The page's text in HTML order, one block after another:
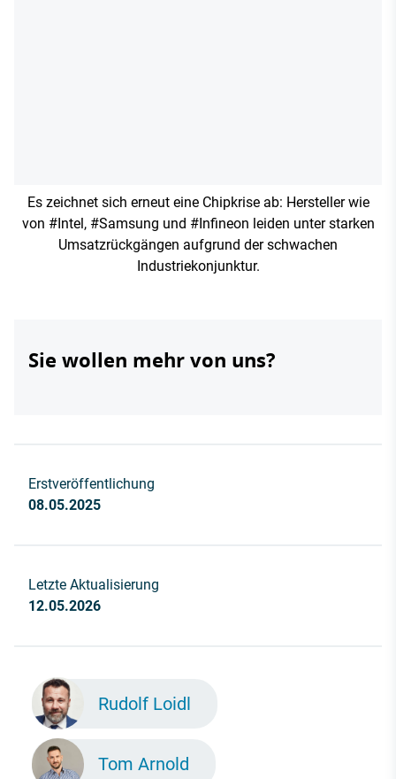
Es zeichnet sich erneut eine Chipkrise ab: Hersteller wie
von #Intel, #Samsung und #Infineon leiden unter starken
Umsatzrückgängen aufgrund der schwachen
Industriekonjunktur.
Sie wollen mehr von uns?
Erstveröffentlichung
08.05.2025
Letzte Aktualisierung
12.05.2026
Rudolf Loidl
Tom Arnold